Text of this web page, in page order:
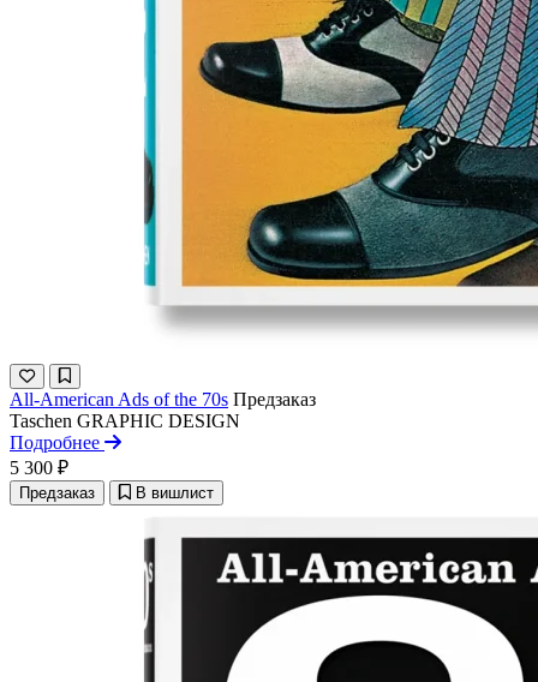
All-American Ads of the 70s Предзаказ
Taschen GRAPHIC DESIGN
Подробнее
5 300 ₽
Предзаказ В вишлист